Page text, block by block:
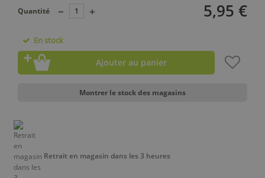
5,95 €
Quantité
En stock
Ajouter au panier
Montrer le stock des magasins
Retrait en magasin dans les 3 heures